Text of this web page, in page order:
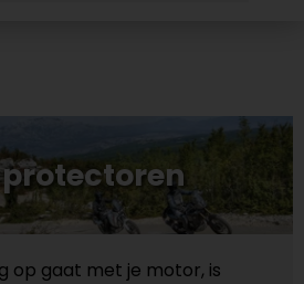
op gaat met je motor, is